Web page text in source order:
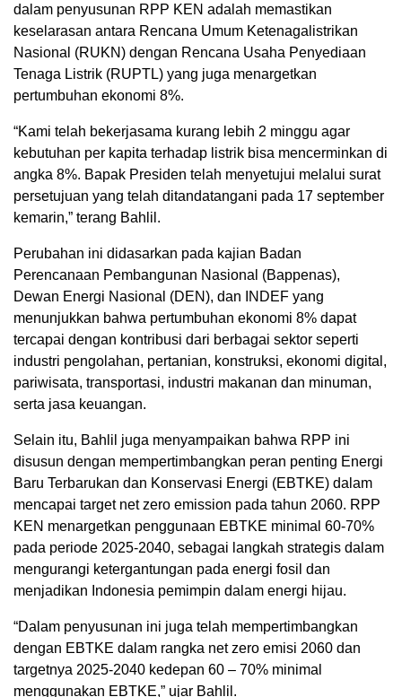
dalam penyusunan RPP KEN adalah memastikan
keselarasan antara Rencana Umum Ketenagalistrikan
Nasional (RUKN) dengan Rencana Usaha Penyediaan
Tenaga Listrik (RUPTL) yang juga menargetkan
pertumbuhan ekonomi 8%.
“Kami telah bekerjasama kurang lebih 2 minggu agar
kebutuhan per kapita terhadap listrik bisa mencerminkan di
angka 8%. Bapak Presiden telah menyetujui melalui surat
persetujuan yang telah ditandatangani pada 17 september
kemarin,” terang Bahlil.
Perubahan ini didasarkan pada kajian Badan
Perencanaan Pembangunan Nasional (Bappenas),
Dewan Energi Nasional (DEN), dan INDEF yang
menunjukkan bahwa pertumbuhan ekonomi 8% dapat
tercapai dengan kontribusi dari berbagai sektor seperti
industri pengolahan, pertanian, konstruksi, ekonomi digital,
pariwisata, transportasi, industri makanan dan minuman,
serta jasa keuangan.
Selain itu, Bahlil juga menyampaikan bahwa RPP ini
disusun dengan mempertimbangkan peran penting Energi
Baru Terbarukan dan Konservasi Energi (EBTKE) dalam
mencapai target net zero emission pada tahun 2060. RPP
KEN menargetkan penggunaan EBTKE minimal 60-70%
pada periode 2025-2040, sebagai langkah strategis dalam
mengurangi ketergantungan pada energi fosil dan
menjadikan Indonesia pemimpin dalam energi hijau.
“Dalam penyusunan ini juga telah mempertimbangkan
dengan EBTKE dalam rangka net zero emisi 2060 dan
targetnya 2025-2040 kedepan 60 – 70% minimal
menggunakan EBTKE,” ujar Bahlil.